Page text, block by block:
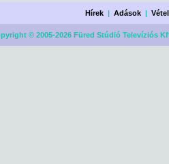
Hírek |Adások |
© 2005-2026 Füred Stúdió Televíziós